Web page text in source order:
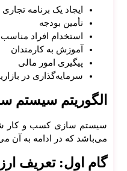
ایجاد یک برنامه تجاری
تأمین بودجه
استخدام افراد مناسب
آموزش به کارمندان
پیگیری امور مالی
سرمایه‌گذاری در
الگوریتم سیستم
می‌باشد که در ادامه به آن
گام اول: تعریف